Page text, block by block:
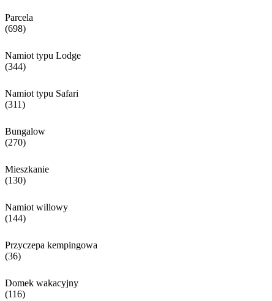
Parcela
(698)
Namiot typu Lodge
(344)
Namiot typu Safari
(311)
Bungalow
(270)
Mieszkanie
(130)
Namiot willowy
(144)
Przyczepa kempingowa
(36)
Domek wakacyjny
(116)